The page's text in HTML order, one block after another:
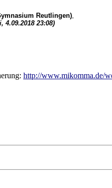
Reutlingen),
4.09.2018 23:08)
http://www.mikomma.de/